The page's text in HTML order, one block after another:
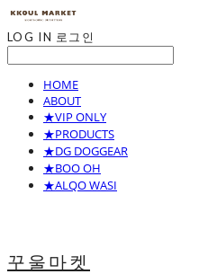
LOG IN 로그인
HOME
ABOUT
★VIP ONLY
★PRODUCTS
★DG DOGGEAR
★BOO OH
★ALQO WASI
꾸울마켓